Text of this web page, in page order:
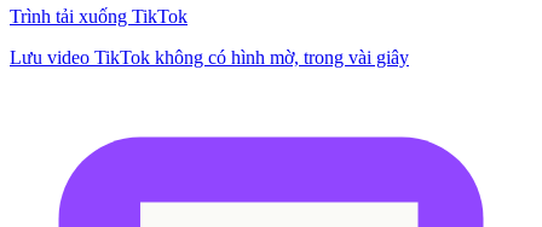
Trình tải xuống TikTok
Lưu video TikTok không có hình mờ, trong vài giây